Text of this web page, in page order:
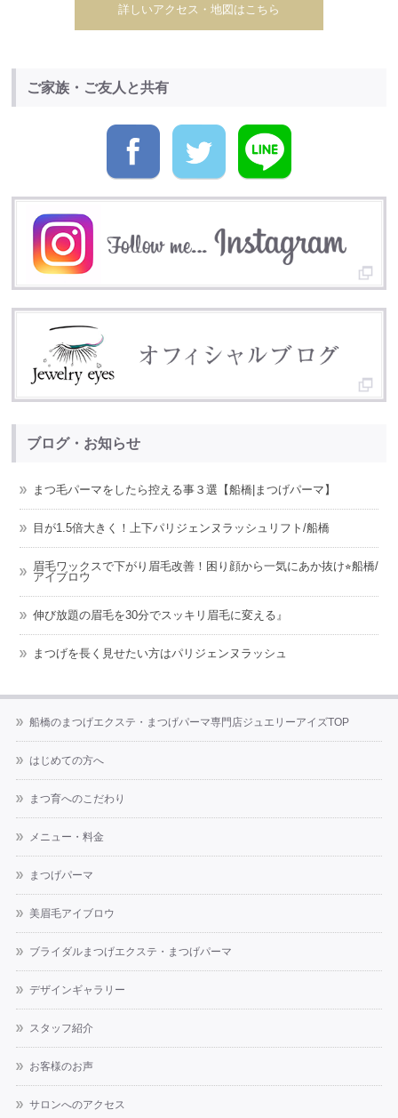
詳しいアクセス・地図はこちら
ご家族・ご友人と共有
ブログ・お知らせ
まつ毛パーマをしたら控える事３選【船橋|まつげパーマ】
目が1.5倍大きく！上下パリジェンヌラッシュリフト/船橋
眉毛ワックスで下がり眉毛改善！困り顔から一気にあか抜け⭐︎船橋/
アイブロウ
伸び放題の眉毛を30分でスッキリ眉毛に変える』
まつげを長く見せたい方はパリジェンヌラッシュ
船橋のまつげエクステ・まつげパーマ専門店ジュエリーアイズTOP
はじめての方へ
まつ育へのこだわり
メニュー・料金
まつげパーマ
美眉毛アイブロウ
ブライダルまつげエクステ・まつげパーマ
デザインギャラリー
スタッフ紹介
お客様のお声
サロンへのアクセス